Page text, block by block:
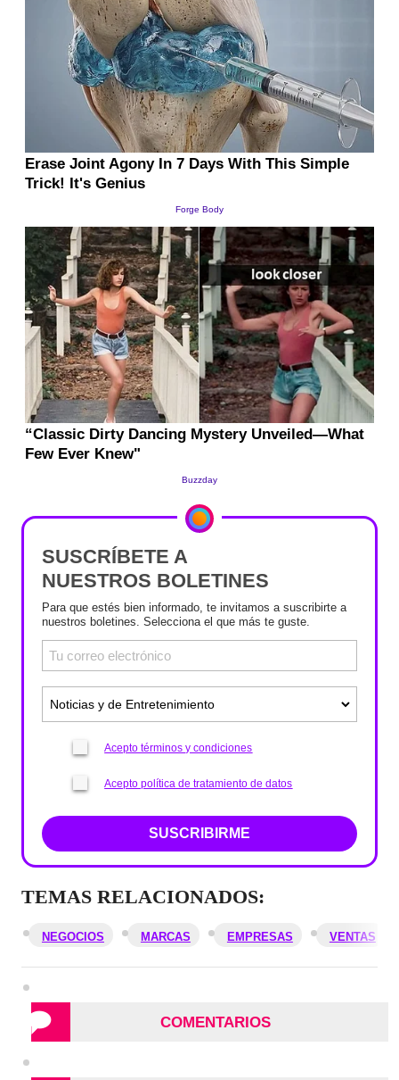
SUSCRÍBETE A
NUESTROS BOLETINES
Para que estés bien informado, te invitamos a suscribirte a
nuestros boletines. Selecciona el que más te guste.
Acepto términos y condiciones
Acepto política de tratamiento de datos
SUSCRIBIRME
TEMAS RELACIONADOS:
NEGOCIOS MARCAS EMPRESAS VENTAS
COMENTARIOS